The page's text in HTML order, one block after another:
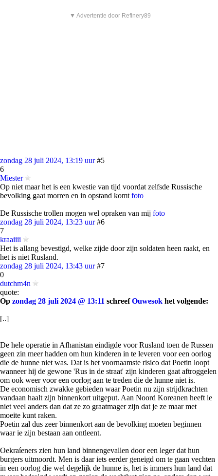
▼ Advertentie door Refinery89
zondag 28 juli 2024, 13:19 uur #5
6
Miester
Op niet maar het is een kwestie van tijd voordat zelfsde Russische
bevolking gaat morren en in opstand komt foto
De Russische trollen mogen wel opraken van mij foto
zondag 28 juli 2024, 13:23 uur #6
7
kraaiiii
Het is allang bevestigd, welke zijde door zijn soldaten heen raakt, en
het is niet Rusland.
zondag 28 juli 2024, 13:43 uur #7
0
dutchm4n
quote:
Op zondag 28 juli 2024 @ 13:11 schreefOuwesok het volgende:
[..]
De hele operatie in Afhanistan eindigde voor Rusland toen de Russen
geen zin meer hadden om hun kinderen in te leveren voor een oorlog
die de hunne niet was. Dat is het voornaamste risico dat Poetin loopt
wanneer hij de gewone 'Rus in de straat' zijn kinderen gaat aftroggelen
om ook weer voor een oorlog aan te treden die de hunne niet is.
De economisch zwakke gebieden waar Poetin nu zijn strijdkrachten
vandaan haalt zijn binnenkort uitgeput. Aan Noord Koreanen heeft ie
niet veel anders dan dat ze zo graatmager zijn dat je ze maar met
moeite kunt raken.
Poetin zal dus zeer binnenkort aan de bevolking moeten beginnen
waar ie zijn bestaan aan ontleent.
Oekraíeners zien hun land binnengevallen door een leger dat hun
burgers uitmoordt. Men is daar iets eerder geneigd om te gaan vechten
in een oorlog die wel degelijk de hunne is, het is immers hun land dat